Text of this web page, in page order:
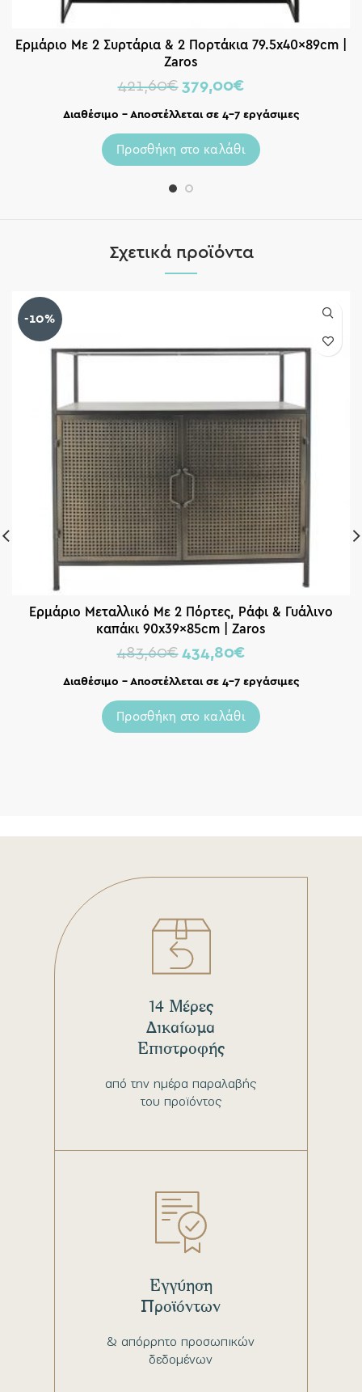
Ερμάριο Με 2 Συρτάρια & 2 Πορτάκια 79.5x40x89cm |
Zaros
421,60€ 379,00€
Διαθέσιμο – Αποστέλλεται σε 4-7 εργάσιμες
Προσθήκη στο καλάθι
Σχετικά προϊόντα
-10%
Ερμάριο Μεταλλικό Με 2 Πόρτες, Ράφι & Γυάλινο
καπάκι 90x39x85cm | Zaros
483,60€ 434,80€
Διαθέσιμο – Αποστέλλεται σε 4-7 εργάσιμες
Προσθήκη στο καλάθι
από την ημέρα παραλαβής
του προϊόντος
14 Μέρες
Δικαίωμα
Επιστροφής
& απόρρητο προσωπικών
δεδομένων
Εγγύηση
Προϊόντων